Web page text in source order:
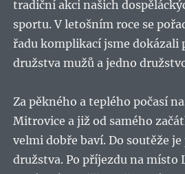
tradiční akci našich
sportu. V letošním roce se
řadu komplikací jsme dokázali
družstva mužů a jedno
Za pěkného a teplého počasí
Mitrovice a již od samého
velmi dobře baví. Do soutěže
družstva. Po příjezdu na místo